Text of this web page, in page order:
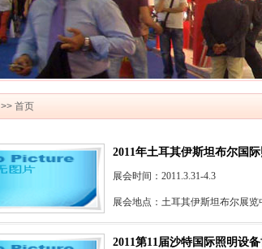
>> 首页
2011年土耳其伊斯坦布尔国
展会时间：2011.3.31-4.3
展会地点：土耳其伊斯坦布尔展览
2011第11届沙特国际照明设